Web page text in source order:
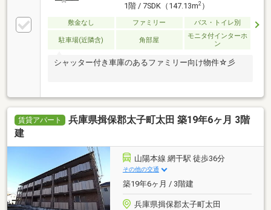
1階 / 7SDK（147.13m2）
敷金なし ファミリー バス・トイレ別
駐車場(近隣含) 角部屋
モニタ付インターホ
ン
シャッター付き車庫のあるファミリー向け物件☆彡
賃貸アパート
兵庫県揖保郡太子町太田 築19年6ヶ月 3階
建
山陽本線 網干駅 徒歩36分
その他の交通
築19年6ヶ月 / 3階建
兵庫県揖保郡太子町太田